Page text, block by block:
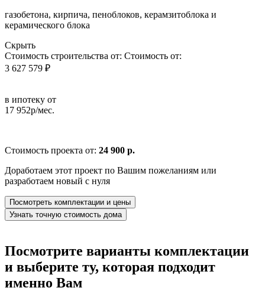
газобетона, кирпича, пеноблоков, керамзитоблока и
керамического блока
Скрыть
Стоимость строительства от: Стоимость от:
3 627 579 ₽
в ипотеку от
17 952р/мес.
Стоимость проекта от: 24 900 р.
Доработаем этот проект по Вашим пожеланиям или
разработаем новый с нуля
Посмотреть комплектации и цены
Узнать точную стоимость дома
Посмотрите варианты комплектации
и выберите ту, которая подходит
именно Вам